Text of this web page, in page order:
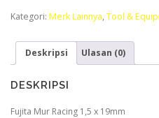
Kategori: Merk Lainnya, Tool &
Deskripsi Ulasan (0)
DESKRIPSI
Fujita Mur Racing 1,5 x 19mm